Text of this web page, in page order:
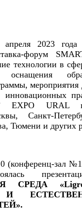
2023 года в
форум
технологии в
EXPO URAL
Санкт-
Тюмени и других
(конференц-зал
СРЕДА